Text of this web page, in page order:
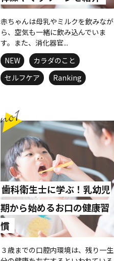
赤ちゃんは母乳やミルクを飲みなが
ら、空気も一緒に飲み込んでいま
す。また、消化器官...
NEW
カラダのこと
セルフケア
Ranking
歯科衛生士に学ぶ！乳幼児
期から始めるお口の健康習
慣
３歳までの口腔内環境は、残り一生